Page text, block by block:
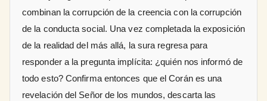
combinan la corrupción de la creencia con la corrupción
de la conducta social. Una vez completada la exposición
de la realidad del más allá, la sura regresa para
responder a la pregunta implícita: ¿quién nos informó de
todo esto? Confirma entonces que el Corán es una
revelación del Señor de los mundos, descarta las